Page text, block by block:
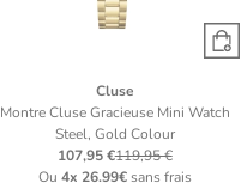
Cluse
Montre Cluse Gracieuse Mini Watch
Steel, Gold Colour
107,95 €119,95 €
Ou 4x 26.99€sans frais